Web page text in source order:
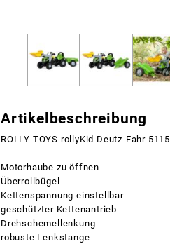
Artikelbeschreibung
ROLLY TOYS rollyKid Deutz-Fahr
Motorhaube zu öffnen
Überrollbügel
Kettenspannung einstellbar
geschützter Kettenantrieb
Drehschemellenkung
robuste Lenkstange